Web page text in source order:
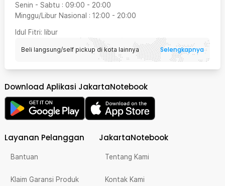
Senin - Sabtu : 09:00 - 20:00
Minggu/Libur Nasional : 12:00 - 20:00
Idul Fitri: libur
Beli langsung/self pickup di kota lainnya Selengkapnya
Download Aplikasi JakartaNotebook
Layanan Pelanggan
Bantuan
Klaim Garansi Produk
JakartaNotebook
Tentang Kami
Kontak Kami